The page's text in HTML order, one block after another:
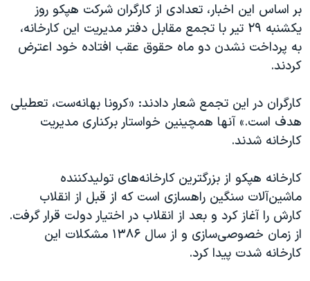
دادگاه حمید نوری
چهل سال گروگان‌گیری
قانون شفافیت دارائی کادر رهبری ایران
اسرائیل در جنگ
نرگس محمدی برنده جایزه نوبل صلح
صفحه‌های ویژه
سفر پرزیدنت ترامپ به چین
بر اساس این اخبار، تعدادی از کارگران شرکت هپکو روز
یکشنبه ۲۹ تیر با تجمع مقابل دفتر مدیریت این کارخانه،
به پرداخت نشدن دو ماه حقوق عقب افتاده خود اعترض
کردند.
کارگران در این تجمع شعار دادند: «کرونا بهانه‌ست، تعطیلی
هدف است.» آنها همچینین خواستار برکناری مدیریت
کارخانه شدند.
کارخانه هپکو از بزرگترین کارخانه‌های تولید‌کننده
ماشین‌آلات سنگین راهسازی است که از قبل از انقلاب
کارش را آغاز کرد و بعد از انقلاب در اختیار دولت قرار گرفت.
از زمان خصوصی‌سازی و از سال ۱۳۸۶ مشکلات این
کارخانه شدت پیدا کرد.